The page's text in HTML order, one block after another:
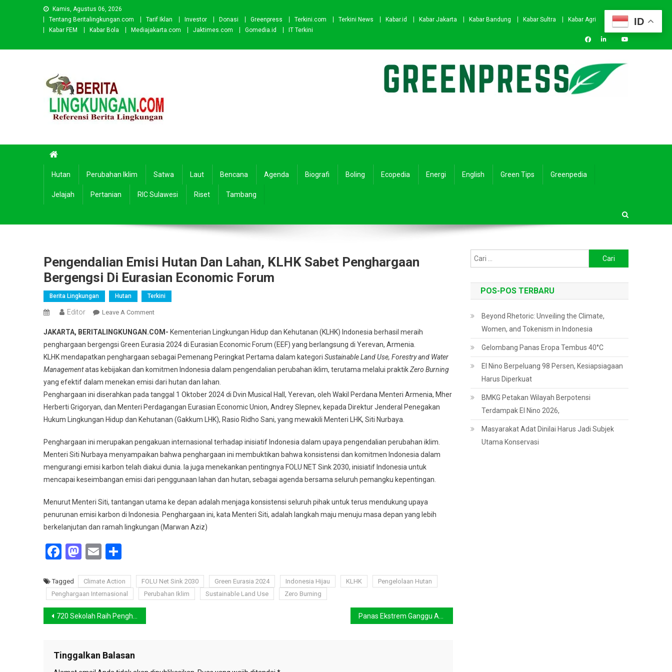
Kamis, Agustus 06, 2026
Tentang Beritalingkungan.com
Tarif Iklan Investor Donasi Greenpress Terkini.com Terkini News Kabar.id Kabar Jakarta Kabar Bandung Kabar Sultra
Kabar Agri
Kabar FEM
Kabar Bola Mediajakarta.com Jaktimes.com Gomedia.id IT Terkini
Hutan Perubahan Iklim Satwa Laut Bencana Agenda Biografi Boling Ecopedia Energi English Green Tips Greenpedia
Jelajah Pertanian RIC Sulawesi Riset Tambang
Pengendalian Emisi Hutan Dan Lahan, KLHK Sabet Penghargaan
Bergengsi Di Eurasian Economic Forum
Berita Lingkungan Hutan Terkini
Editor Leave A CommentOn
Emisi
Hutan
Dan
Lahan,
KLHK
Sabet
Penghargaan
Bergengsi
Eurasian
Economic
JAKARTA, BERITALINGKUNGAN.COM- Kementerian Lingkungan Hidup dan Kehutanan (KLHK) Indonesia berhasil meraih
penghargaan bergengsi Green Eurasia 2024 di Eurasian Economic Forum (EEF) yang berlangsung di Yerevan, Armenia.
KLHK mendapatkan penghargaan sebagai Pemenang Peringkat Pertama dalam kategori Sustainable Land Use, Forestry and Water
Managementatas kebijakan dan komitmen Indonesia dalam pengendalian perubahan iklim, terutama melalui praktikZero Burning
yang efektif dalam menekan emisi dari hutan dan lahan.
Penghargaan ini diserahkan pada tanggal 1 Oktober 2024 di Dvin Musical Hall, Yerevan, oleh Wakil Perdana Menteri Armenia, Mher
Herberti Grigoryan, dan Menteri Perdagangan Eurasian Economic Union, Andrey Slepnev, kepada Direktur Jenderal Penegakan
Hukum Lingkungan Hidup dan Kehutanan (Gakkum LHK), Rasio Ridho Sani, yang mewakili Menteri LHK, Siti Nurbaya.
Penghargaan ini merupakan pengakuan internasional terhadap inisiatif Indonesia dalam upaya pengendalian perubahan iklim.
Menteri Siti Nurbaya menyampaikan bahwa penghargaan ini membuktikan bahwa konsistensi dan komitmen Indonesia dalam
mengurangi emisi karbon telah diakui dunia. Ia juga menekankan pentingnya FOLU NET Sink 2030, inisiatif Indonesia untuk
mencapai keseimbangan emisi dari penggunaan lahan dan hutan, sebagai agenda bersama seluruh pemangku kepentingan.
Menurut Menteri Siti, tantangan utama ke depan adalah menjaga konsistensi seluruh pihak untuk terus mendukung upaya
penurunan emisi karbon di Indonesia. Penghargaan ini, kata Menteri Siti, adalah langkah maju menuju masa depan yang lebih
berkelanjutan dan ramah lingkungan (Marwan Aziz)
Facebook
Mastodon
Email
Tagged Climate Action FOLU Net Sink 2030 Green Eurasia 2024 Indonesia Hijau KLHK
Pengelolaan Hutan
Penghargaan Internasional
Perubahan Iklim Sustainable Land Use Zero Burning
Navigasi
720 Sekolah Raih Penghargaan Adiwiyata 2024, Bukti Komitmen Generasi Peduli Lingkungan
Tinggalkan Balasan
untuk:
POS-POS TERBARU
Beyond Rhetoric: Unveiling the Climate,
Women, and Tokenism in Indonesia
Gelombang Panas Eropa Tembus 40°C
El Nino Berpeluang 98 Persen, Kesiapsiagaan
Harus Diperkuat
BMKG Petakan Wilayah Berpotensi
Terdampak El Nino 2026,
Masyarakat Adat Dinilai Harus Jadi Subjek
Utama Konservasi
ID